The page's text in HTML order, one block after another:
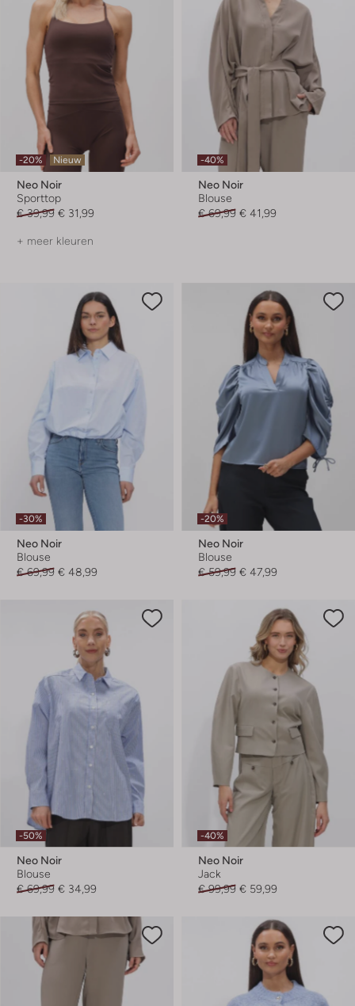
-20% Nieuw
Neo Noir
Sporttop
€ 39,99 € 31,99
+ meer kleuren
-40%
Neo Noir
Blouse
€ 69,99 € 41,99
-30%
Neo Noir
Blouse
€ 69,99 € 48,99
-20%
Neo Noir
Blouse
€ 59,99 € 47,99
-50%
Neo Noir
Blouse
€ 69,99 € 34,99
-40%
Neo Noir
Jack
€ 99,99 € 59,99